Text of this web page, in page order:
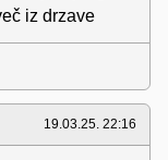
iz drzave
19.03.25. 22:16